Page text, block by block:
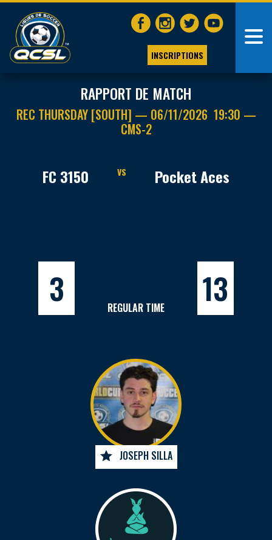
INSCRIPTIONS
RAPPORT DE MATCH
REC THURSDAY [SOUTH] — 06/11/2026 19:30 —
CMS-2
FC 3150 VS Pocket Aces
3 REGULAR TIME 13
JOSEPH SILLA